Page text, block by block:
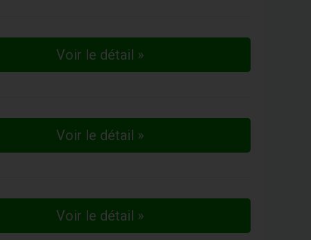
Voir le détail »
Voir le détail »
Voir le détail »